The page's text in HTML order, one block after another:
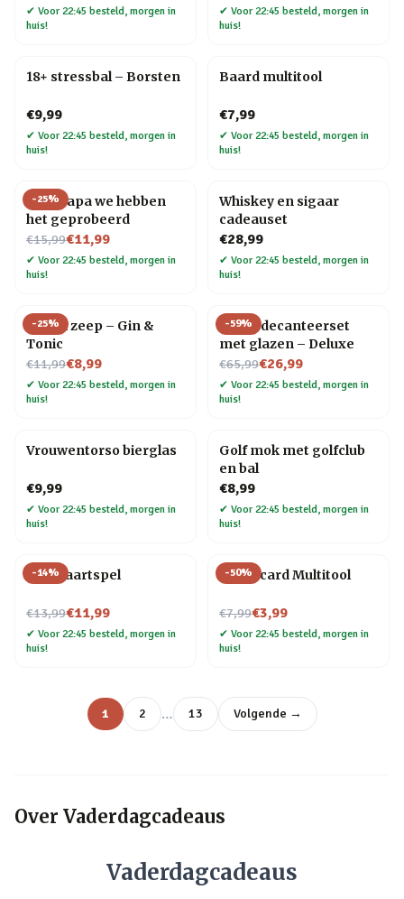
✔ Voor 22:45 besteld, morgen in
huis!
✔ Voor 22:45 besteld, morgen in
huis!
18+ stressbal – Borsten
€9,99
✔ Voor 22:45 besteld, morgen in
huis!
Baard multitool
€7,99
✔ Voor 22:45 besteld, morgen in
huis!
-25%
Mok Papa we hebben
het geprobeerd
€15,99
Nu voor€11,99
✔ Voor 22:45 besteld, morgen in
huis!
Whiskey en sigaar
cadeauset
€28,99
✔ Voor 22:45 besteld, morgen in
huis!
-25%
Drank zeep – Gin &
Tonic
€11,99
Nu voor€8,99
✔ Voor 22:45 besteld, morgen in
huis!
-59%
Globe decanteerset
met glazen – Deluxe
€65,99
Nu voor€26,99
✔ Voor 22:45 besteld, morgen in
huis!
Vrouwentorso bierglas
€9,99
✔ Voor 22:45 besteld, morgen in
huis!
Golf mok met golfclub
en bal
€8,99
✔ Voor 22:45 besteld, morgen in
huis!
-14%
Bier kaartspel
€13,99
Nu voor€11,99
✔ Voor 22:45 besteld, morgen in
huis!
-50%
Creditcard Multitool
€7,99
Nu voor€3,99
✔ Voor 22:45 besteld, morgen in
huis!
1 2 … 13 Volgende →
Over Vaderdagcadeaus
Vaderdagcadeaus